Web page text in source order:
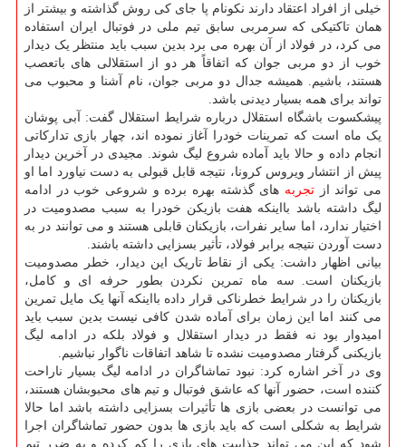
خیلی از افراد اعتقاد دارند نکونام پا جای کی روش گذاشته و بیشتر از
همان تاکتیکی که سرمربی سابق تیم ملی در فوتبال ایران استفاده
می کرد، در فولاد از آن بهره می برد بدین سبب باید منتظر یک دیدار
خوب از دو مربی جوان که اتفاقاً هر دو از استقلالی های باتعصب
هستند، باشیم. همیشه جدال دو مربی جوان، نام آشنا و محبوب می
تواند برای همه بسیار دیدنی باشد.
پیشکسوت باشگاه استقلال درباره شرایط استقلال گفت: آبی پوشان
یک ماه است که تمرینات خودرا آغاز نموده اند، چهار بازی تدارکاتی
انجام داده و حالا باید آماده شروع لیگ شوند. مجیدی در آخرین دیدار
پیش از انتشار ویروس کرونا، نتیجه قابل قبولی به دست نیاورد اما او
می تواند از تجربه های گذشته بهره برده و شروعی خوب در ادامه
لیگ داشته باشد بااینکه هفت بازیکن خودرا به سبب مصدومیت در
اختیار ندارد، اما سایر نفرات، بازیکنان قابلی هستند و می توانند در به
دست آوردن نتیجه برابر فولاد، تأثیر بسزایی داشته باشند.
بیانی اظهار داشت: یکی از نقاط تاریک این دیدار، خطر مصدومیت
بازیکنان است. سه ماه تمرین نکردن بطور حرفه ای و کامل،
بازیکنان را در شرایط خطرناکی قرار داده بااینکه آنها یک مایل تمرین
می کنند اما این زمان برای آماده شدن کافی نیست بدین سبب باید
امیدوار بود نه فقط در دیدار استقلال و فولاد بلکه در ادامه لیگ
بازیکنی گرفتار مصدومیت نشده تا شاهد اتفاقات ناگوار نباشیم.
وی در آخر اشاره کرد: نبود تماشاگران در ادامه لیگ بسیار ناراحت
کننده است، حضور آنها که عاشق فوتبال و تیم های محبوبشان هستند،
می توانست در بعضی بازی ها تأثیرات بسزایی داشته باشد اما حالا
شرایط به شکلی است که باید بازی ها بدون حضور تماشاگران اجرا
شود که این می تواند جذابیت های بازی را کم کرده و به ضرر تیم